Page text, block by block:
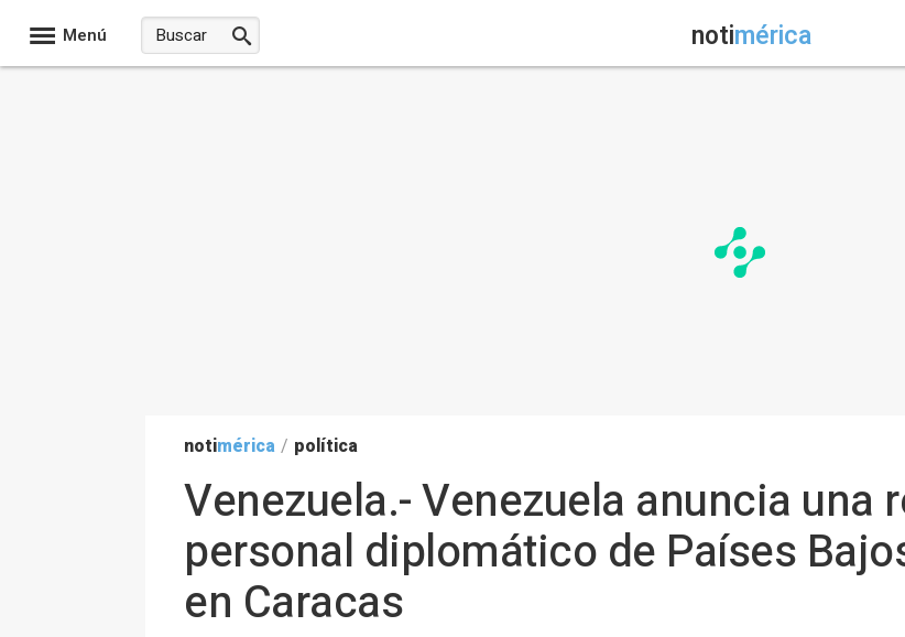
Menú notimérica
notimérica / política
Venezuela.- Venezuela anuncia una
personal diplomático de Países
en Caracas